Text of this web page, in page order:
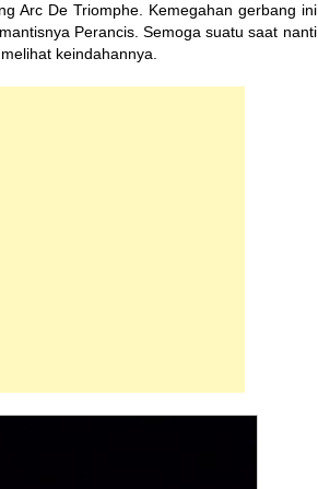
Arc De Triomphe. Kemegahan gerbang ini
Perancis. Semoga suatu saat nanti
keindahannya.